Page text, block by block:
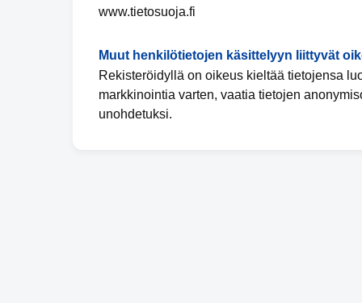
www.tietosuoja.fi
Muut henkilötietojen käsittelyyn liittyvät
Rekisteröidyllä on oikeus kieltää tietojensa
markkinointia varten, vaatia tietojen
unohdetuksi.